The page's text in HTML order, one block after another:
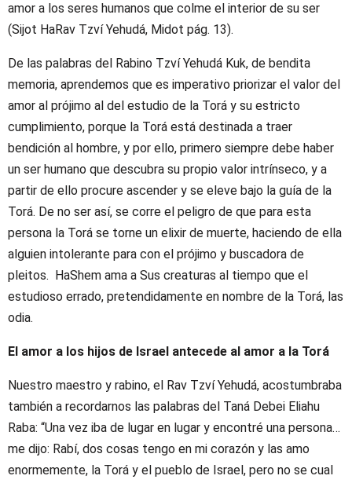
amor a los seres humanos que colme el interior de su ser
(Sijot HaRav Tzví Yehudá, Midot pág. 13).
De las palabras del Rabino Tzví Yehudá Kuk, de bendita
memoria, aprendemos que es imperativo priorizar el valor del
amor al prójimo al del estudio de la Torá y su estricto
cumplimiento, porque la Torá está destinada a traer
bendición al hombre, y por ello, primero siempre debe haber
un ser humano que descubra su propio valor intrínseco, y a
partir de ello procure ascender y se eleve bajo la guía de la
Torá. De no ser así, se corre el peligro de que para esta
persona la Torá se torne un elixir de muerte, haciendo de ella
alguien intolerante para con el prójimo y buscadora de
pleitos. HaShem ama a Sus creaturas al tiempo que el
estudioso errado, pretendidamente en nombre de la Torá, las
odia.
El amor a los hijos de Israel antecede al amor a la Torá
Nuestro maestro y rabino, el Rav Tzví Yehudá, acostumbraba
también a recordarnos las palabras del Taná Debei Eliahu
Raba: “Una vez iba de lugar en lugar y encontré una persona…
me dijo: Rabí, dos cosas tengo en mi corazón y las amo
enormemente, la Torá y el pueblo de Israel, pero no se cual